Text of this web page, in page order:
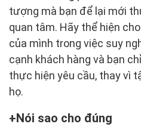
tượng mà bạn để lại mới
quan tâm. Hãy thể hiện
của mình trong việc suy
cạnh khách hàng và bạn
thực hiện yêu cầu, thay vì
họ.
Nói sao cho đúng